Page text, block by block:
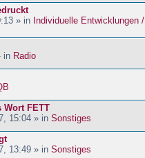
» in Individuelle Entwicklungen /
in Radio
Wort FETT
15:04 » in Sonstiges
13:49 » in Sonstiges